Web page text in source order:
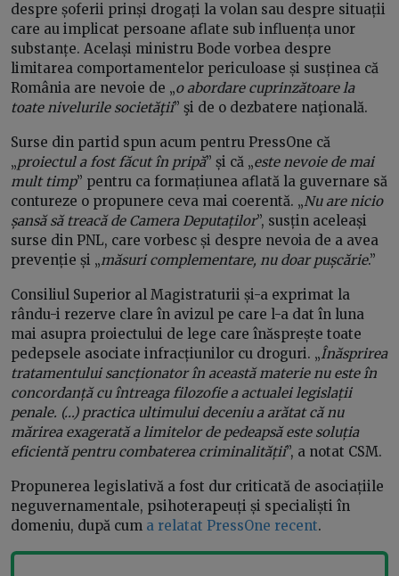
despre șoferii prinși drogați la volan sau despre situații
care au implicat persoane aflate sub influența unor
substanțe. Același ministru Bode vorbea despre
limitarea comportamentelor periculoase și susținea că
România are nevoie de „o abordare cuprinzătoare la
toate nivelurile societăţii” şi de o dezbatere naţională.
Surse din partid spun acum pentru PressOne că
„proiectul a fost făcut în pripă” și că „este nevoie de mai
mult timp” pentru ca formațiunea aflată la guvernare să
contureze o propunere ceva mai coerentă. „Nu are nicio
șansă să treacă de Camera Deputaților”, susțin aceleași
surse din PNL, care vorbesc și despre nevoia de a avea
prevenție și „măsuri complementare, nu doar pușcărie.”
Consiliul Superior al Magistraturii și-a exprimat la
rându-i rezerve clare în avizul pe care l-a dat în luna
mai asupra proiectului de lege care înăsprește toate
pedepsele asociate infracțiunilor cu droguri. „Înăsprirea
tratamentului sancționator în această materie nu este în
concordanță cu întreaga filozofie a actualei legislații
penale. (…) practica ultimului deceniu a arătat că nu
mărirea exagerată a limitelor de pedeapsă este soluția
eficientă pentru combaterea criminalității”, a notat CSM.
Propunerea legislativă a fost dur criticată de asociațiile
neguvernamentale, psihoterapeuți și specialiști în
domeniu, după cum a relatat PressOne recent.